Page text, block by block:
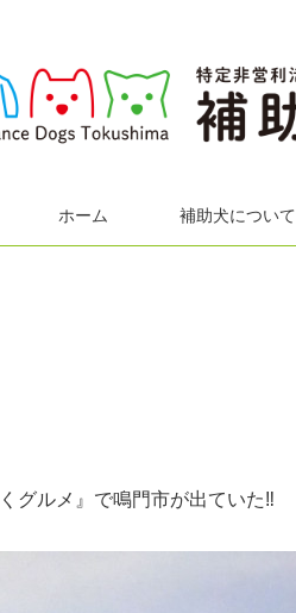
ホーム 補助犬について
グルメ』で鳴門市が出ていた‼️